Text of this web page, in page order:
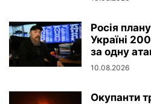
Росія
Україні
за одну
10.08.2026
Окупанти